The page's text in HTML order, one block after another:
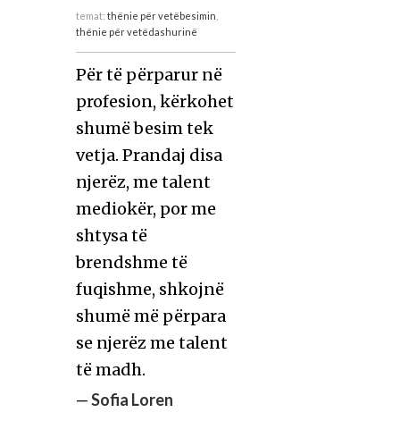
temat: thënie për vetëbesimin
thënie për vetëdashurinë
Për të përparur në
profesion, kërkohet
shumë besim tek
vetja. Prandaj disa
njerëz, me talent
mediokër, por me
shtysa të
brendshme të
fuqishme, shkojnë
shumë më përpara
se njerëz me talent
të madh.
—Sofia Loren